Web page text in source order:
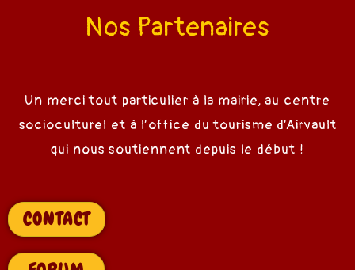
Nos Partenaires
Un merci tout particulier à la mairie, au centre
socioculturel et à l’office du tourisme d’Airvault
qui nous soutiennent depuis le début !
CONTACT